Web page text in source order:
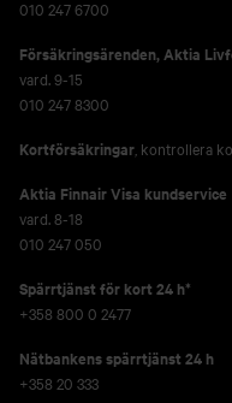
010 247 6700
Försäkringsärenden,Aktia
vard. 9-15
010 247 8300
Kortförsäkringar , kontrollera
Aktia Finnair Visa kundservice
vard. 8-18
010 247 050
Spärrtjänst för kort 24 h*
+358 800 0 2477
Nätbankens spärrtjänst 24 h
+358 20 333